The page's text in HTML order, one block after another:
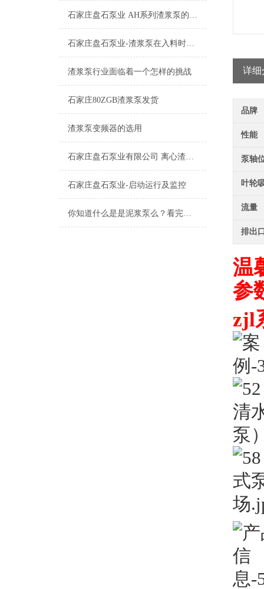
石家庄盘石泵业 AH系列渣浆泵的特点及应用
石家庄盘石泵业-渣浆泵在入料时常出现的问题
渣浆泵行业面临着一个怎样的挑战
石家庄80ZGB渣浆泵发货
渣浆泵变频器的选用
石家庄盘石泵业有限公司 离心渣浆泵启动前的检查
石家庄盘石泵业-启动运行及监控
你知道什么是是泥浆泵么？看完本篇你就知道了
详细
品牌
性能
泵轴
叶轮
流量
排出
温
参
zjl